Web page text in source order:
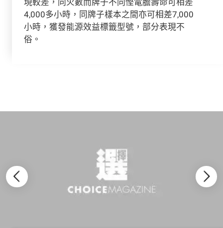
4,000多小時，同牌子樣本之間亦可相差7,000
小時，獲發能源效益標籤型號，部分表現不
俗。